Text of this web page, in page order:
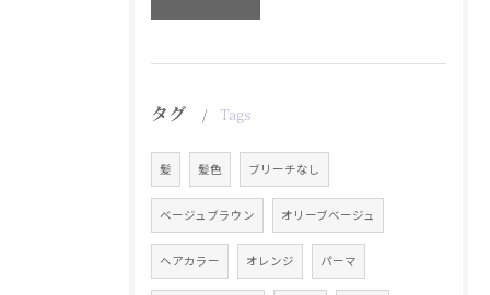
タグ Tags
髪 髪色 ブリーチなし
ベージュブラウン オリーブベージュ
ヘアカラー オレンジ パーマ